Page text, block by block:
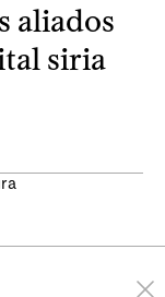
aliados
siria